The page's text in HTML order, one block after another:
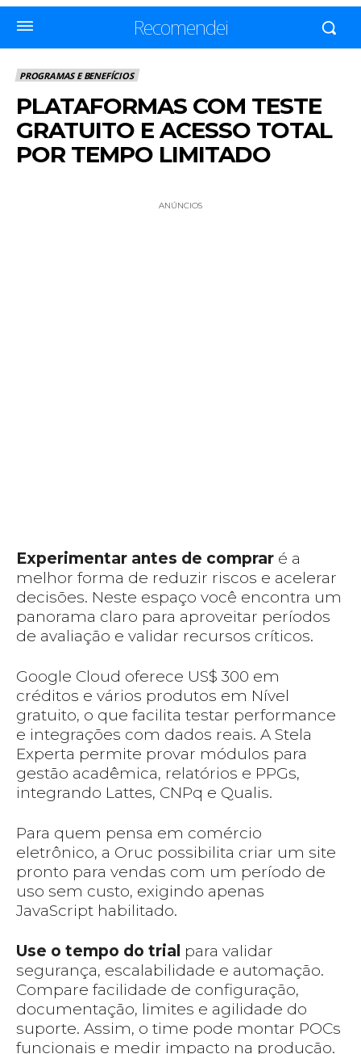
Recomendei
PROGRAMAS E BENEFÍCIOS
PLATAFORMAS COM TESTE
GRATUITO E ACESSO TOTAL
POR TEMPO LIMITADO
ANÚNCIOS
Experimentar antes de comprar é a
melhor forma de reduzir riscos e acelerar
decisões. Neste espaço você encontra um
panorama claro para aproveitar períodos
de avaliação e validar recursos críticos.
Google Cloud oferece US$ 300 em
créditos e vários produtos em Nível
gratuito, o que facilita testar performance
e integrações com dados reais. A Stela
Experta permite provar módulos para
gestão acadêmica, relatórios e PPGs,
integrando Lattes, CNPq e Qualis.
Para quem pensa em comércio
eletrônico, a Oruc possibilita criar um site
pronto para vendas com um período de
uso sem custo, exigindo apenas
JavaScript habilitado.
Use o tempo do trial para validar
segurança, escalabilidade e automação.
Compare facilidade de configuração,
documentação, limites e agilidade do
suporte. Assim, o time pode montar POCs
funcionais e medir impacto na produção.